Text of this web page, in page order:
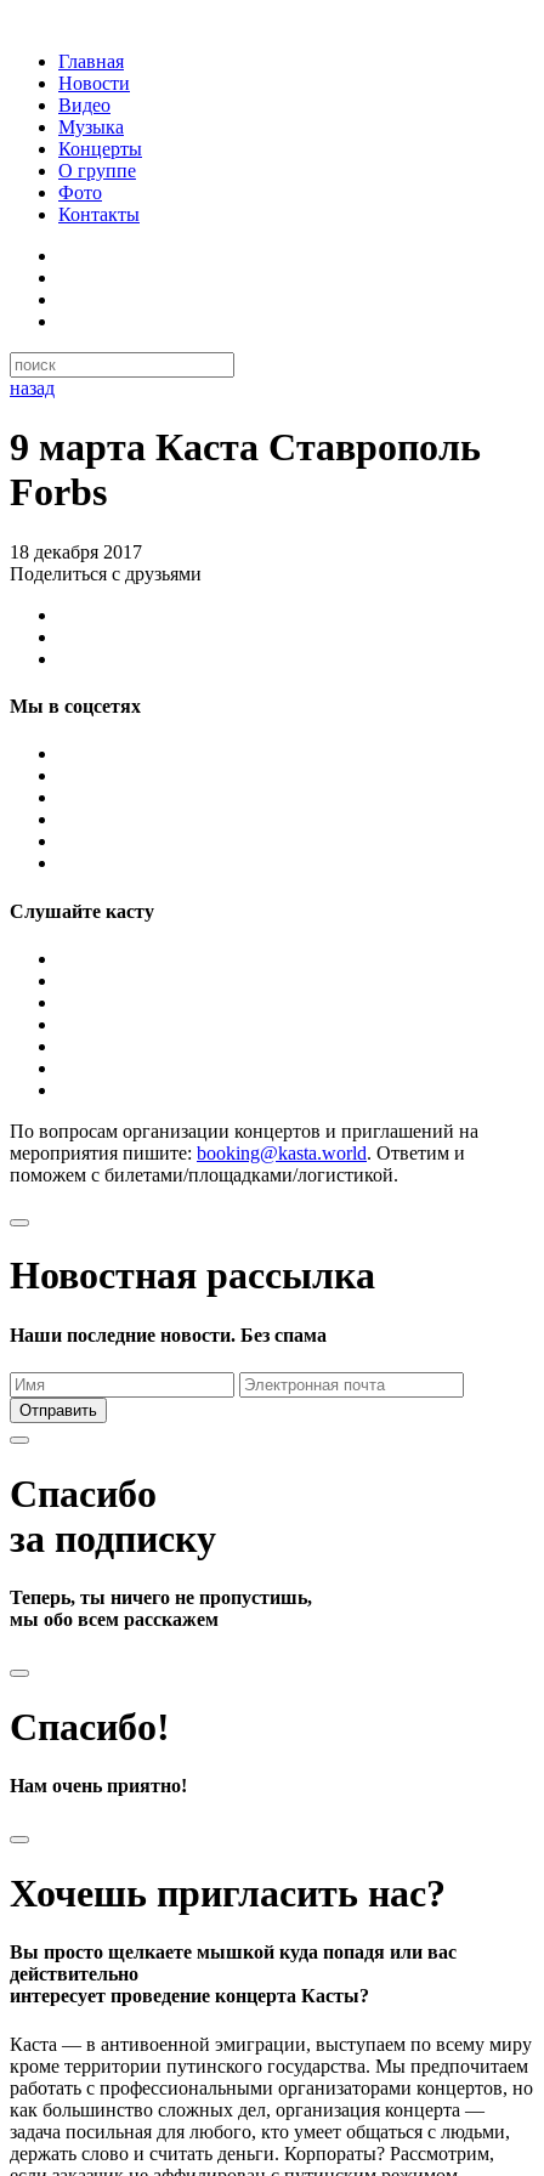
Главная
Новости
Видео
Музыка
Концерты
О группе
Фото
Контакты
назад
9 марта Каста Ставрополь
Forbs
18 декабря 2017
Поделиться с друзьями
Мы в соцсетях
Слушайте касту
По вопросам организации концертов и приглашений на
мероприятия пишите: booking@kasta.world. Ответим и
поможем с билетами/площадками/логистикой.
Новостная рассылка
Наши последние новости. Без спама
Отправить
Спасибо
за подписку
Теперь, ты ничего не пропустишь,
мы обо всем расскажем
Спасибо!
Нам очень приятно!
Хочешь пригласить нас?
Вы просто щелкаете мышкой куда попадя или вас
действительно
интересует проведение концерта Касты?
Каста — в антивоенной эмиграции, выступаем по всему миру
кроме территории путинского государства. Мы предпочитаем
работать с профессиональными организаторами концертов, но
как большинство сложных дел, организация концерта —
задача посильная для любого, кто умеет общаться с людьми,
держать слово и считать деньги. Корпораты? Рассмотрим,